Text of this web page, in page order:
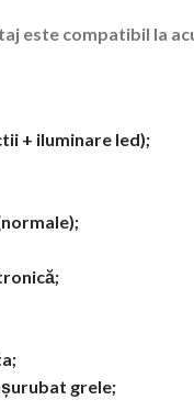
este compatibil la
+ iluminare led);
grele;